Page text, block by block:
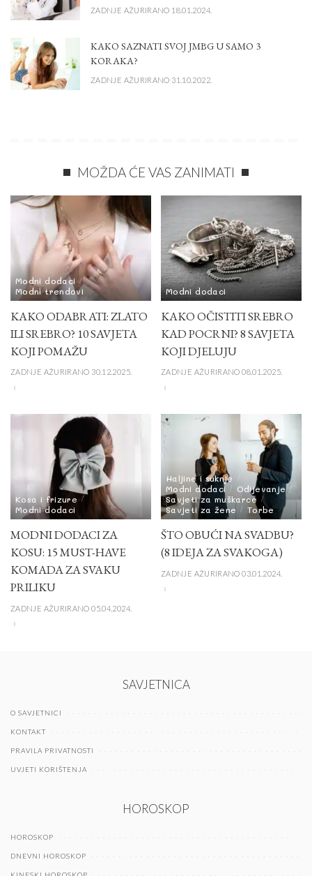
ZADNJE AŽURIRANO 18.01.2024.
KAKO SAZNATI SVOJ JMBG U SAMO 3
KORAKA?
ZADNJE AŽURIRANO 31.10.2022.
MOŽDA ĆE VAS ZANIMATI
Modni dodaci
Modni trendovi
KAKO ODABRATI: ZLATO
ILI SREBRO? 10 SAVJETA
KOJI POMAŽU
ZADNJE AŽURIRANO 30.12.2025.
Modni dodaci
KAKO OČISTITI SREBRO
KAD POCRNI? 8 SAVJETA
KOJI DJELUJU
ZADNJE AŽURIRANO 08.01.2025.
Kosa i frizure
Modni dodaci
MODNI DODACI ZA
KOSU: 15 MUST-HAVE
KOMADA ZA SVAKU
PRILIKU
ZADNJE AŽURIRANO 05.04.2024.
Haljine i suknje
Modni dodaci
Odijevanje
Savjeti za muškarce
Savjeti za žene
Torbe
ŠTO OBUĆI NA SVADBU?
(8 IDEJA ZA SVAKOGA)
ZADNJE AŽURIRANO 03.01.2024.
SAVJETNICA
O SAVJETNICI
KONTAKT
PRAVILA PRIVATNOSTI
UVJETI KORIŠTENJA
HOROSKOP
HOROSKOP
DNEVNI HOROSKOP